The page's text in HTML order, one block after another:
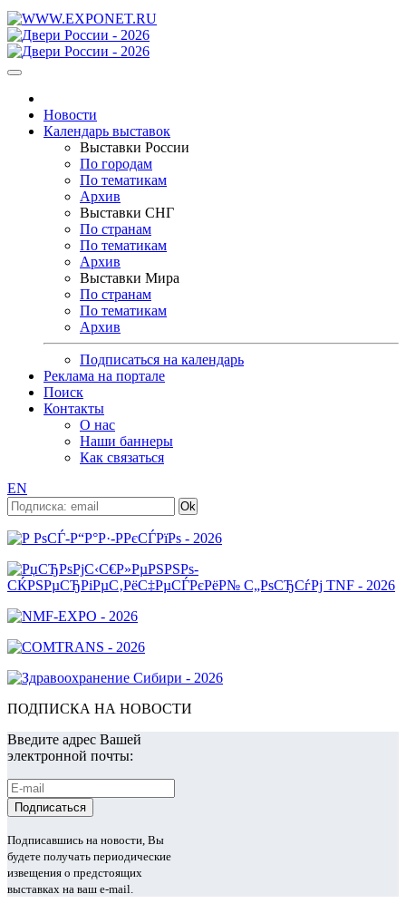
Новости
Календарь выставок
Выставки России
По городам
По тематикам
Архив
Выставки СНГ
По странам
По тематикам
Архив
Выставки Мира
По странам
По тематикам
Архив
Подписаться на календарь
Реклама на портале
Поиск
Контакты
О нас
Наши баннеры
Как связаться
EN
ПОДПИСКА НА НОВОСТИ
Введите адрес Вашей
электронной почты:
Подписавшись на новости, Вы
будете получать периодические
извещения о предстоящих
выставках на ваш e-mail.